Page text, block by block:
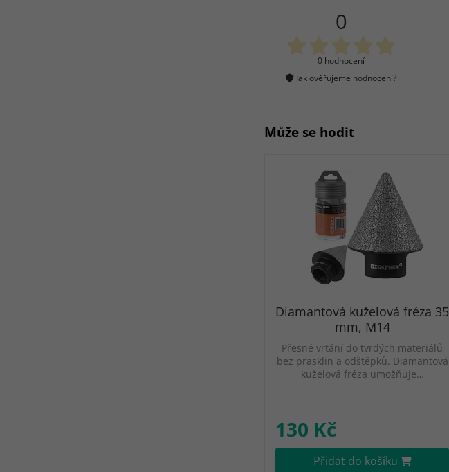
0
0 hodnocení
Jak ověřujeme hodnocení?
Může se hodit
Diamantová kuželová fréza 35
mm, M14
Přesné vrtání do tvrdých materiálů
bez prasklin a odštěpků. Diamantová
kuželová fréza umožňuje…
130 Kč
Přidat do košíku